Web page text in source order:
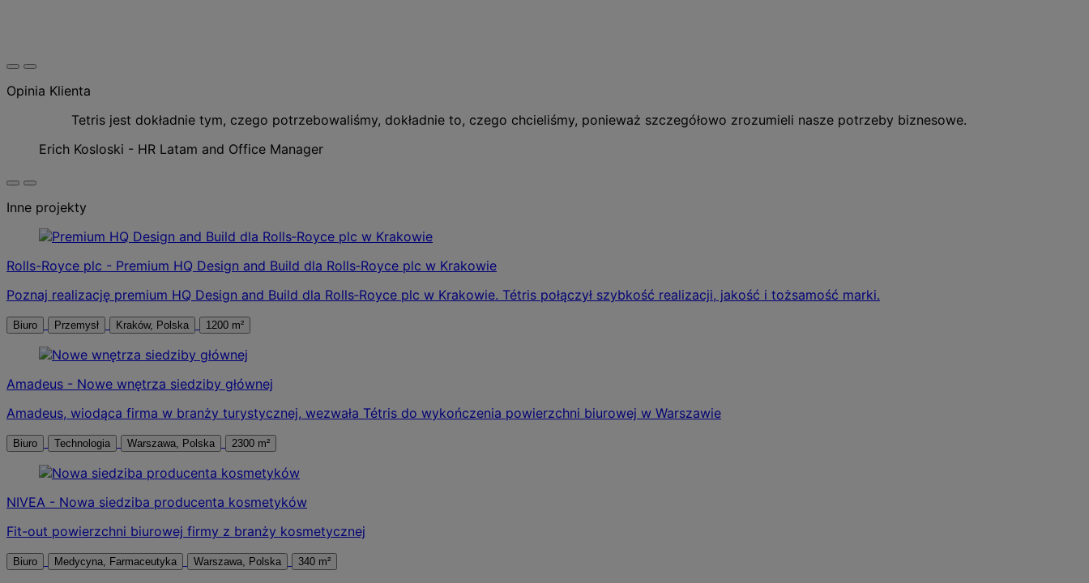
Opinia Klienta
Tetris jest dokładnie tym, czego potrzebowaliśmy, dokładnie to, czego chcieliśmy, ponieważ szczegółowo zrozumieli nasze potrzeby biznesowe.
Erich Kosloski - HR Latam and Office Manager
Inne projekty
Rolls-Royce plc - Premium HQ Design and Build dla Rolls‑Royce plc w Krakowie
Poznaj realizację premium HQ Design and Build dla Rolls‑Royce plc w Krakowie. Tétris połączył szybkość realizacji, jakość i tożsamość marki.
Biuro Przemysł Kraków, Polska 1200 m²
Amadeus - Nowe wnętrza siedziby głównej
Amadeus, wiodąca firma w branży turystycznej, wezwała Tétris do wykończenia powierzchni biurowej w Warszawie
Biuro Technologia Warszawa, Polska 2300 m²
NIVEA - Nowa siedziba producenta kosmetyków
Fit-out powierzchni biurowej firmy z branży kosmetycznej
Biuro Medycyna, Farmaceutyka Warszawa, Polska 340 m²